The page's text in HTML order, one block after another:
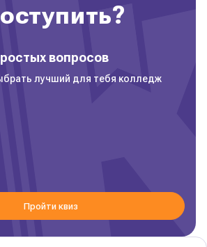
вопросов
лучший для тебя колледж
Пройти квиз